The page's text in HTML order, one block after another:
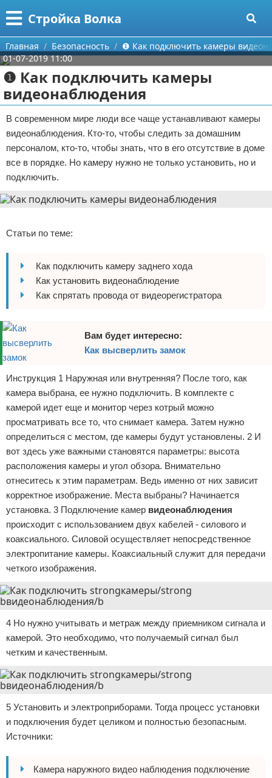
Стройка Волка
Меню
Главная
Категории
Строительство
Мебель
Интерьер и дизайн
Дизайн дачи
Дизайн квартиры
Кухня
Посуда
Ремонт
Ремонт дачи
Ремонт квартиры
Инструменты
Ванная
Домашний быт
Сантехника
Безопасность
Стройматериалы
Разное
Поиск
О проекте
Контакты
Сотрудничество
Размещение рекламы
Для правообладателей
Условия предоставления информации
Отказ от ответственности
Главная Безопасность
❶ Как подключить камеры
01-07-2019 11:00
❶ Как подключить камеры
видеонаблюдения
В современном мире люди все чаще устанавливают камеры
видеонаблюдения. Кто-то, чтобы следить за домашним
персоналом, кто-то, чтобы знать, что в его отсутствие в доме
все в порядке. Но камеру нужно не только установить, но и
подключить.
Статьи по теме:
Как подключить камеру заднего хода
Как установить видеонаблюдение
Как спрятать провода от видеорегистратора
Вам будет интересно:
Как высверлить замок
Инструкция 1 Наружная или внутренняя? После того, как
камера выбрана, ее нужно подключить. В комплекте с
камерой идет еще и монитор через котрый можно
просматривать все то, что снимает камера. Затем нужно
определиться с местом, где камеры будут установлены. 2 И
вот здесь уже важными становятся параметры: высота
расположения камеры и угол обзора. Внимательно
отнеситесь к этим параметрам. Ведь именно от них зависит
корректное изображение. Места выбраны? Начинается
установка. 3 Подключение камер видеонаблюдения
происходит с использованием двух кабелей - силового и
коаксиального. Силовой осуществляет непосредственное
электропитание камеры. Коаксиальный служит для передачи
четкого изображения.
4 Но нужно учитывать и метраж между приемником сигнала и
камерой. Это необходимо, что получаемый сигнал был
четким и качественным.
5 Установить и электроприборами. Тогда процесс установки
и подключения будет целиком и полностью безопасным.
Источники:
Камера наружного видео наблюдения подключение